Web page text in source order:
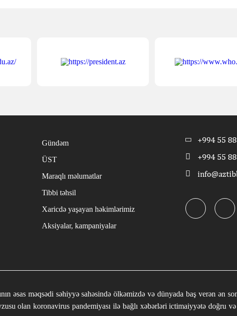
Gündəm
ÜST
Maraqlı məlumatlar
Tibbi təhsil
Xaricdə yaşayan həkimlərimiz
Aksiyalar, kampaniyalar
+994 55
+994 55
əsas məqsədi səhiyyə sahəsində ölkəmizdə və dünyada baş verən ən
olan koronavirus pandemiyası ilə bağlı xəbərləri ictimaiyyətə doğru